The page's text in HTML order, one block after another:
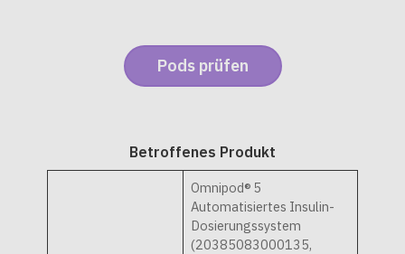
Betroffenes Produkt
Omnipod® 5
Automatisiertes Insulin-
Dosierungssystem
(20385083000135,